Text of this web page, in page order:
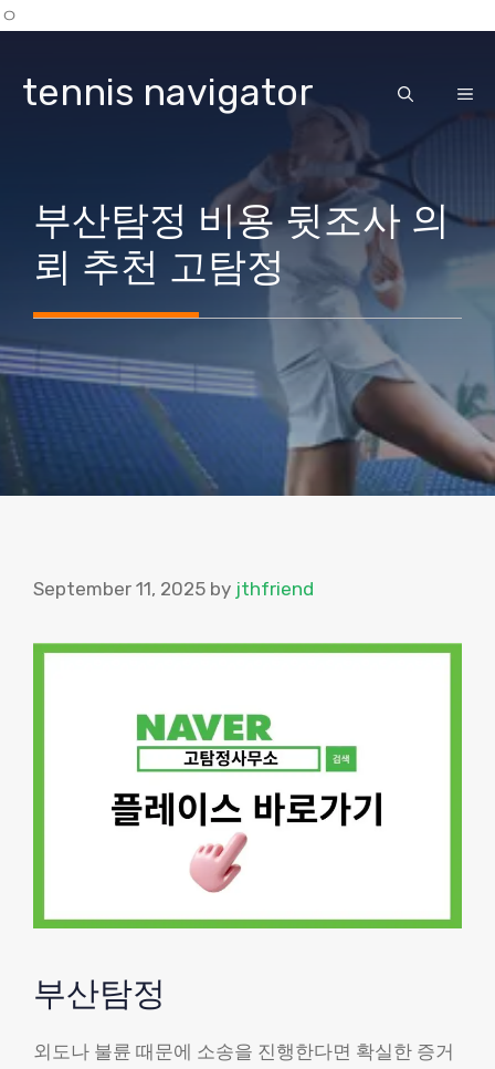
ㅇ
content
tennis navigator
부산탐정 비용 뒷조사 의
뢰 추천 고탐정
September 11, 2025 by jthfriend
부산탐정
외도나 불륜 때문에 소송을 진행한다면 확실한 증거